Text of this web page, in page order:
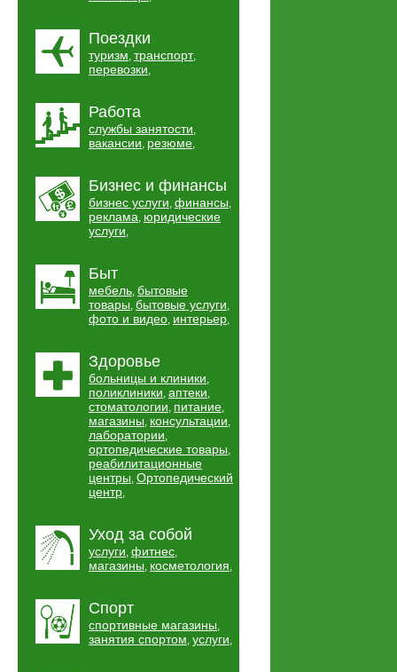
Поездки
туризм, транспорт,
перевозки,
Работа
службы занятости,
вакансии, резюме,
Бизнес и финансы
бизнес услуги, финансы,
реклама, юридические
услуги,
Быт
мебель, бытовые
товары, бытовые услуги,
фото и видео, интерьер,
Здоровье
больницы и клиники,
поликлиники, аптеки,
стоматологии, питание,
магазины, консультации,
лаборатории,
ортопедические товары,
реабилитационные
центры, Ортопедический
центр,
Уход за собой
услуги, фитнес,
магазины, косметология,
Спорт
спортивные магазины,
занятия спортом, услуги,